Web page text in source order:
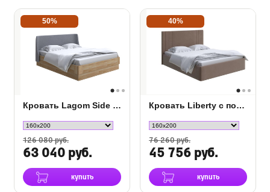
50%
Кровать Lagom Side Wood с подъемным механизмом
126 080 руб.
63 040 руб.
купить
40%
Кровать Liberty с подъемным механизмом
76 260 руб.
45 756 руб.
купить